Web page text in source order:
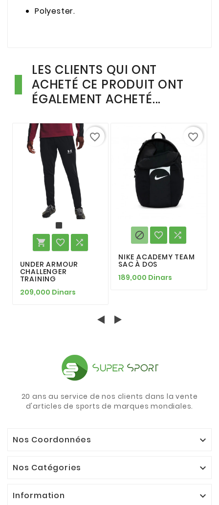
Polyester.
LES CLIENTS QUI ONT
ACHETÉ CE PRODUIT ONT
ÉGALEMENT ACHETÉ...
  
UNDER ARMOUR
CHALLENGER
TRAINING
209,000 Dinars
favorite_border
  
NIKE ACADEMY TEAM
SAC À DOS
189,000 Dinars
favorite_border
20 ans au service de nos clients dans la vente
d'articles de sports de marques mondiales.
Nos Coordonnées 
Nos Catégories 
Information 